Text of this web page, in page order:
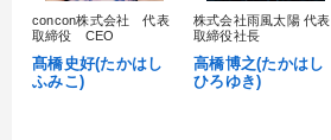
concon株式会社 代表
取締役 CEO
髙橋史好(たかはし
ふみこ)
株式会社雨風太陽 代表
取締役社長
高橋博之(たかはし
ひろゆき)